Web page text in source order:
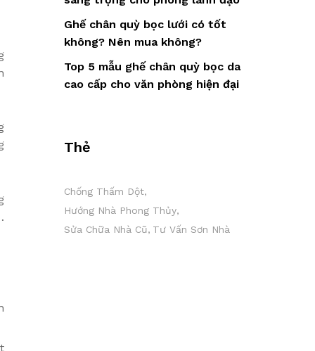
Ghế chân quỳ bọc lưới có tốt
không? Nên mua không?
Top 5 mẫu ghế chân quỳ bọc da
cao cấp cho văn phòng hiện đại
Thẻ
Chống Thấm Dột
Hướng Nhà Phong Thủy
Sửa Chữa Nhà Cũ Tư Vấn Sơn Nhà